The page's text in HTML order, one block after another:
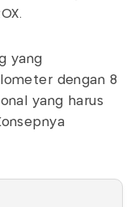
yang
dengan 8
yang harus